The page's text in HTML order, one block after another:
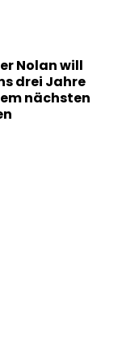
Nolan will
drei Jahre
nächsten